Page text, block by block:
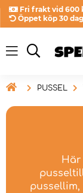
Fri frakt vid 600
Öppet köp 30
 PUSSEL